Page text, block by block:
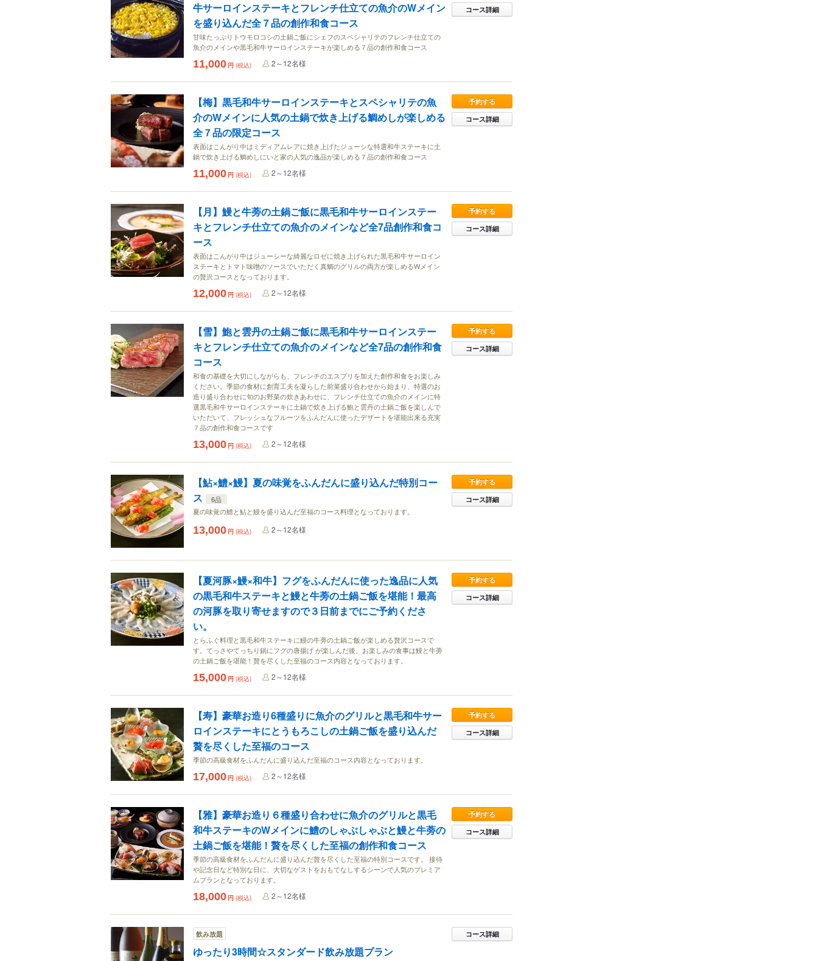
牛サーロインステーキとフレンチ仕立ての魚介のWメイン
を盛り込んだ全７品の創作和食コース
甘味たっぷりトウモロコシの土鍋ご飯にシェフのスペシャリテのフレンチ仕立ての
魚介のメインや黒毛和牛サーロインステーキが楽しめる７品の創作和食コース
コース詳細
11,000 円 (税込) 2～12名様
【梅】黒毛和牛サーロインステーキとスペシャリテの魚
介のWメインに人気の土鍋で炊き上げる鯛めしが楽しめる
全７品の限定コース
表面はこんがり中はミディアムレアに焼き上げたジューシな特選和牛ステーキに土
鍋で炊き上げる鯛めしにいと家の人気の逸品が楽しめる７品の創作和食コース
予約する
コース詳細
11,000 円 (税込) 2～12名様
【月】鰻と牛蒡の土鍋ご飯に黒毛和牛サーロインステー
キとフレンチ仕立ての魚介のメインなど全7品創作和食コ
ース
表面はこんがり中はジューシーな綺麗なロゼに焼き上げられた黒毛和牛サーロイン
ステーキとトマト味噌のソースでいただく真鯛のグリルの両方が楽しめるWメイン
の贅沢コースとなっております。
予約する
コース詳細
12,000 円 (税込) 2～12名様
【雪】鮑と雲丹の土鍋ご飯に黒毛和牛サーロインステー
キとフレンチ仕立ての魚介のメインなど全7品の創作和食
コース
和食の基礎を大切にしながらも、フレンチのエスプリを加えた創作和食をお楽しみ
ください。季節の食材に創育工夫を凝らした前菜盛り合わせから始まり、特選のお
造り盛り合わせに旬のお野菜の炊きあわせに、フレンチ仕立ての魚介のメインに特
選黒毛和牛サーロインステーキに土鍋で炊き上げる鮑と雲丹の土鍋ご飯を楽しんで
いただいて、フレッシュなフルーツをふんだんに使ったデザートを堪能出来る充実
７品の創作和食コースです
予約する
コース詳細
13,000 円 (税込) 2～12名様
【鮎×鱧×鰻】夏の味覚をふんだんに盛り込んだ特別コー
ス
6品
夏の味覚の鱧と鮎と鰻を盛り込んだ至福のコース料理となっております。
予約する
コース詳細
13,000 円 (税込) 2～12名様
【夏河豚×鰻×和牛】フグをふんだんに使った逸品に人気
の黒毛和牛ステーキと鰻と牛蒡の土鍋ご飯を堪能！最高
の河豚を取り寄せますので３日前までにご予約くださ
い。
とらふぐ料理と黒毛和牛ステーキに鰻の牛蒡の土鍋ご飯が楽しめる贅沢コースで
す。てっさやてっちり鍋にフグの唐揚げ が楽しんだ後、お楽しみの食事は鰻と牛蒡
の土鍋ご飯を堪能！贅を尽くした至福のコース内容となっております。
予約する
コース詳細
15,000 円 (税込) 2～12名様
【寿】豪華お造り6種盛りに魚介のグリルと黒毛和牛サー
ロインステーキにとうもろこしの土鍋ご飯を盛り込んだ
贅を尽くした至福のコース
季節の高級食材をふんだんに盛り込んだ至福のコース内容となっております。
予約する
コース詳細
17,000 円 (税込) 2～12名様
【雅】豪華お造り６種盛り合わせに魚介のグリルと黒毛
和牛ステーキのWメインに鱧のしゃぶしゃぶと鰻と牛蒡の
土鍋ご飯を堪能！贅を尽くした至福の創作和食コース
季節の高級食材をふんだんに盛り込んだ贅を尽くした至福の特別コースです。 接待
や記念日など特別な日に、大切なゲストをおもてなしするシーンで人気のプレミア
ムプランとなっております。
予約する
コース詳細
18,000 円 (税込) 2～12名様
飲み放題
ゆったり3時間☆スタンダード飲み放題プラン
コース詳細